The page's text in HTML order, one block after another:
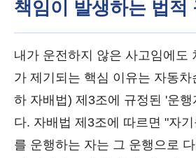
책임이 발생하는 법적
내가 운전하지 않은 사고임에도
가 제기되는 핵심 이유는 자동차
하 자배법) 제3조에 규정된 '운행
다. 자배법 제3조에 따르면 "자
를 운행하는 자는 그 운행으로